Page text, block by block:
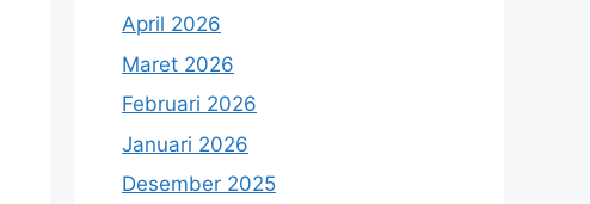
April 2026
Maret 2026
Februari 2026
Januari 2026
Desember 2025